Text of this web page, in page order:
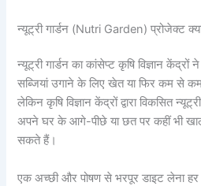
न्यूट्री गार्डन (Nutri Garden) प्रोजेक्ट
न्यूट्री गार्डन का कांसेप्ट कृषि विज्ञान
सब्जियां उगाने के लिए खेत या फिर कम से कम
लेकिन कृषि विज्ञान केंद्रों द्वारा विकसित
अपने घर के आगे-पीछे या छत पर कहीं भी
सकते हैं।
एक अच्छी और पोषण से भरपूर डाइट लेना हर